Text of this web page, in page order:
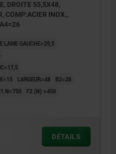
DROITE 55,5X48,
COMP:ACIER INOX.,
LAME GAUCHE=29,5
LARGEUR=48
B2=28
N=750 F2 (N) =450
DÉTAILS